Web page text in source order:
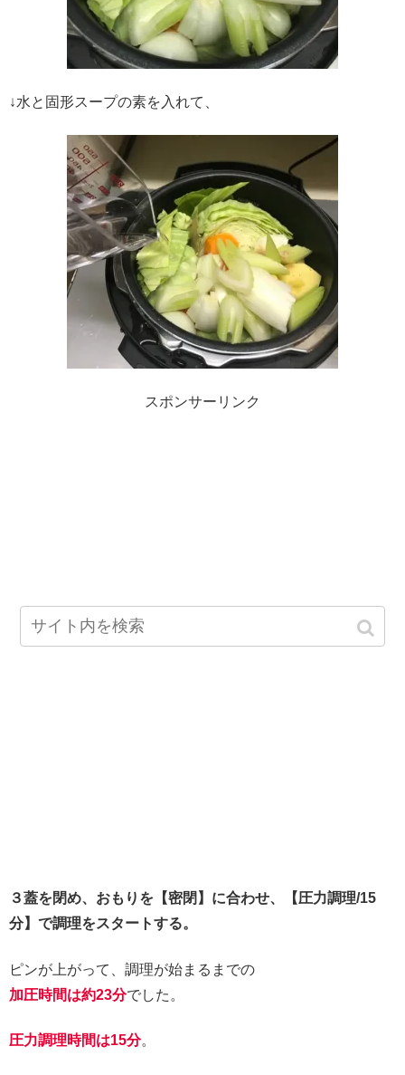
↓水と固形スープの素を入れて、
スポンサーリンク
３蓋を閉め、おもりを【密閉】に合わせ、【圧力調理/15
分】で調理をスタートする。
ピンが上がって、調理が始まるまでの
加圧時間は約23分でした。
圧力調理時間は15分。